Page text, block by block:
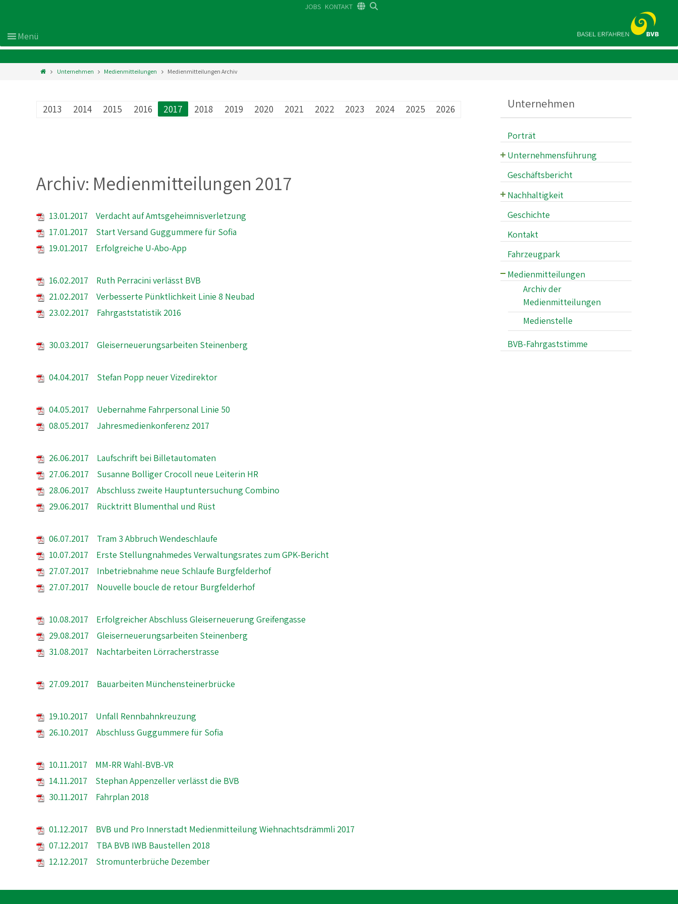
JOBS KONTAKT
Unternehmen Medienmitteilungen Medienmitteilungen Archiv
2013 2014 2015 2016 2017 2018 2019 2020 2021 2022 2023 2024 2025 2026
Archiv: Medienmitteilungen 2017
13.01.2017 Verdacht auf Amtsgeheimnisverletzung
17.01.2017 Start Versand Guggummere für Sofia
19.01.2017 Erfolgreiche U-Abo-App
16.02.2017 Ruth Perracini verlässt BVB
21.02.2017 Verbesserte Pünktlichkeit Linie 8 Neubad
23.02.2017 Fahrgaststatistik 2016
30.03.2017 Gleiserneuerungsarbeiten Steinenberg
04.04.2017 Stefan Popp neuer Vizedirektor
04.05.2017 Uebernahme Fahrpersonal Linie 50
08.05.2017 Jahresmedienkonferenz 2017
26.06.2017 Laufschrift bei Billetautomaten
27.06.2017 Susanne Bolliger Crocoll neue Leiterin HR
28.06.2017 Abschluss zweite Hauptuntersuchung Combino
29.06.2017 Rücktritt Blumenthal und Rüst
06.07.2017 Tram 3 Abbruch Wendeschlaufe
10.07.2017 Erste Stellungnahmedes Verwaltungsrates zum GPK-Bericht
27.07.2017 Inbetriebnahme neue Schlaufe Burgfelderhof
27.07.2017 Nouvelle boucle de retour Burgfelderhof
10.08.2017 Erfolgreicher Abschluss Gleiserneuerung Greifengasse
29.08.2017 Gleiserneuerungsarbeiten Steinenberg
31.08.2017 Nachtarbeiten Lörracherstrasse
27.09.2017 Bauarbeiten Münchensteinerbrücke
19.10.2017 Unfall Rennbahnkreuzung
26.10.2017 Abschluss Guggummere für Sofia
10.11.2017 MM-RR Wahl-BVB-VR
14.11.2017 Stephan Appenzeller verlässt die BVB
30.11.2017 Fahrplan 2018
01.12.2017 BVB und Pro Innerstadt Medienmitteilung Wiehnachtsdrämmli 2017
07.12.2017 TBA BVB IWB Baustellen 2018
12.12.2017 Stromunterbrüche Dezember
Unternehmen
Porträt
Unternehmensführung
Verwaltungsrat
Geschäftsleitung
Geschäftsbericht
Nachhaltigkeit
Fahrgastsicherheit und -
gesundheit
Klimaschutz
Mitarbeiter*innen der BVB
Angebotsplanung &
Netzentwicklung
Flexible Mobilität
Nachhaltige Beschaffung
Lärmschutz
Geschichte
Kontakt
Fahrzeugpark
Medienmitteilungen
Archiv der
Medienmitteilungen
Medienstelle
BVB-Fahrgaststimme